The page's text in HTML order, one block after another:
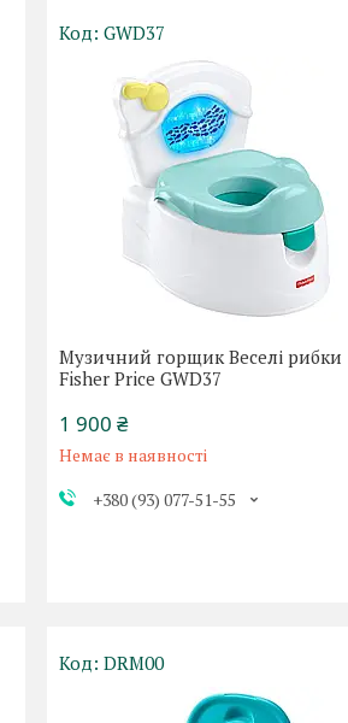
GWD37
Музичний горщик Веселі рибки
Fisher Price GWD37
1 900 ₴
Немає в наявності
+380 (93) 077-51-55
DRM00